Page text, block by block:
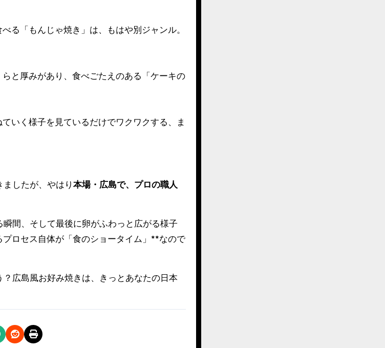
る「もんじゃ焼き」は、もはや別ジャンル。
と厚みがあり、食べごたえのある「ケーキの
いく様子を見ているだけでワクワクする、ま
したが、やはり 本場・広島で、プロの職人
間、そして最後に卵がふわっと広がる様子
ロセス自体が「食のショータイム」**なので
広島風お好み焼きは、きっとあなたの日本